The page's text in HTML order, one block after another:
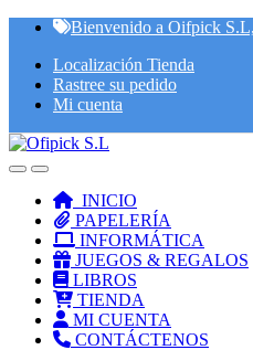
Skip
navigation
Skip
content
Bienvenido a Oifpick
Localización Tienda
Rastree su pedido
Mi cuenta
INICIO
PAPELERÍA
INFORMÁTICA
JUEGOS & REGALOS
LIBROS
TIENDA
MI CUENTA
CONTÁCTENOS